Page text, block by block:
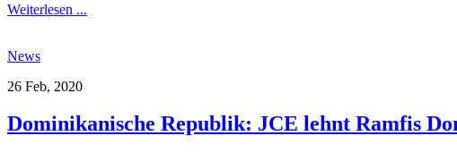
Weiterlesen ...
News
26 Feb, 2020
Dominikanische Republik: JCE lehnt Ramfis